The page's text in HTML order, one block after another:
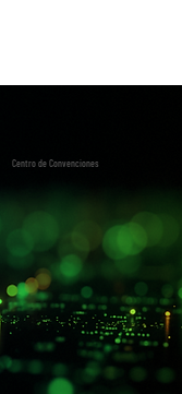
Centro de Convenciones